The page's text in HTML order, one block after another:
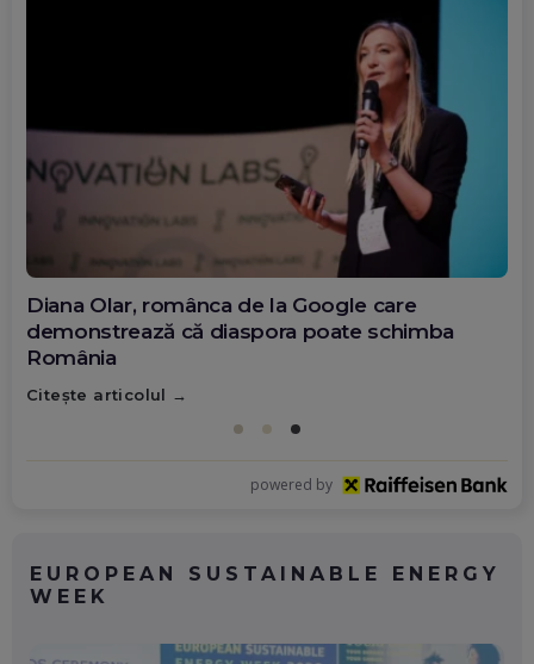
Diana Olar, românca de la Google care
demonstrează că diaspora poate schimba
România
Citește articolul
powered by
EUROPEAN SUSTAINABLE ENERGY
WEEK